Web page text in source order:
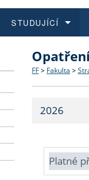
Struktura
Strategie
Fakultní
Co
Učitelské
STUDUJÍCÍ
O vědě a
Aktuální
FF > Fakulta >
2026
Platné